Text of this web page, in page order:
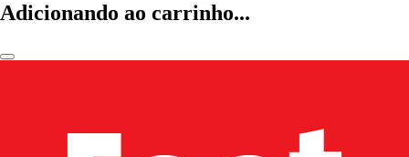
Adicionando ao carrinho...